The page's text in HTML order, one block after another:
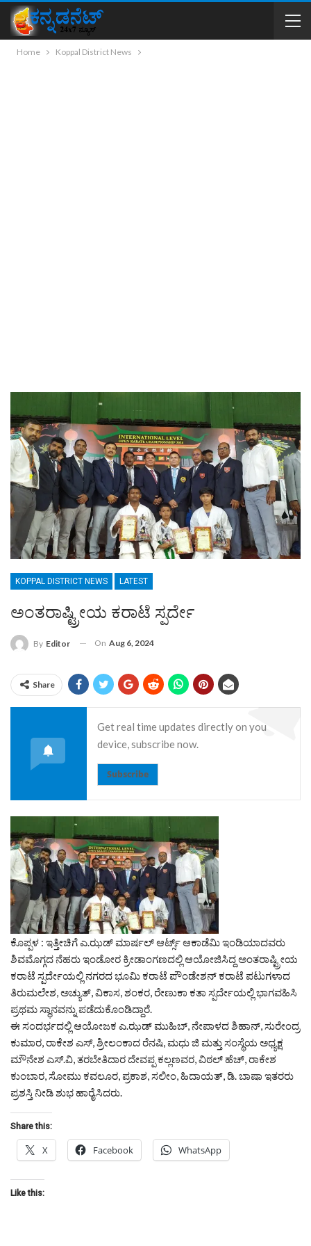
Home Koppal District News
KOPPAL DISTRICT NEWS LATEST
ಅಂತರಾಷ್ಟ್ರೀಯ ಕರಾಟೆ ಸ್ಪರ್ದೇ
By Editor On Aug 6, 2024
Share
Get real time updates directly on you
device, subscribe now.
Subscribe
ಕೊಪ್ಪಳ : ಇತ್ತೀಚಿಗೆ ಎ.ಝಡ್ ಮಾರ್ಷಲ್ ಆರ್ಟ್ಸ್ ಆಕಾಡೆಮಿ ಇಂಡಿಯಾದವರು
ಶಿವಮೊಗ್ಗದ ನೆಹರು ಇಂಡೋರ ಕ್ರೀಡಾಂಗಣದಲ್ಲಿ ಆಯೋಜಿಸಿದ್ದ ಅಂತರಾಷ್ಟ್ರೀಯ
ಕರಾಟೆ ಸ್ಪರ್ದೇಯಲ್ಲಿ ನಗರದ ಭೂಮಿ ಕರಾಟೆ ಪೌಂಡೇಶನ್ ಕರಾಟೆ ಪಟುಗಳಾದ
ತಿರುಮಲೇಶ, ಅಚ್ಯುತ್, ವಿಕಾಸ, ಶಂಕರ, ರೇಣುಕಾ ಕತಾ ಸ್ಪರ್ದೇಯಲ್ಲಿ ಭಾಗವಹಿಸಿ
ಪ್ರಥಮ ಸ್ಥಾನವನ್ನು ಪಡೆದುಕೊಂಡಿದ್ದಾರೆ.
ಈ ಸಂದರ್ಭದಲ್ಲಿ ಆಯೋಜಕ ಎ.ಝಡ್ ಮುಹಿಬ್, ನೇಪಾಳದ ಶಿಹಾನ್, ಸುರೇಂದ್ರ
ಕುಮಾರ, ರಾಕೇಶ ಎಸ್, ಶ್ರೀಲಂಕಾದ ರೆನಷಿ, ಮಧು ಜಿ ಮತ್ತು ಸಂಸ್ಥೆಯ ಅಧ್ಯಕ್ಷ
ಮೌನೇಶ ಎಸ್.ವಿ, ತರಬೇತಿದಾರ ದೇವಪ್ಪ ಕಲ್ಲಣವರ, ವಿಠಲ್ ಹೆಚ್, ರಾಕೇಶ
ಕುಂಬಾರ, ಸೋಮು ಕವಲೂರ, ಪ್ರಕಾಶ, ಸಲೀಂ, ಹಿದಾಯತ್, ಡಿ. ಬಾಷಾ ಇತರರು
ಪ್ರಶಸ್ತಿ ನೀಡಿ ಶುಭ ಹಾರೈಸಿದರು.
Share this:
X Facebook WhatsApp
Like this: